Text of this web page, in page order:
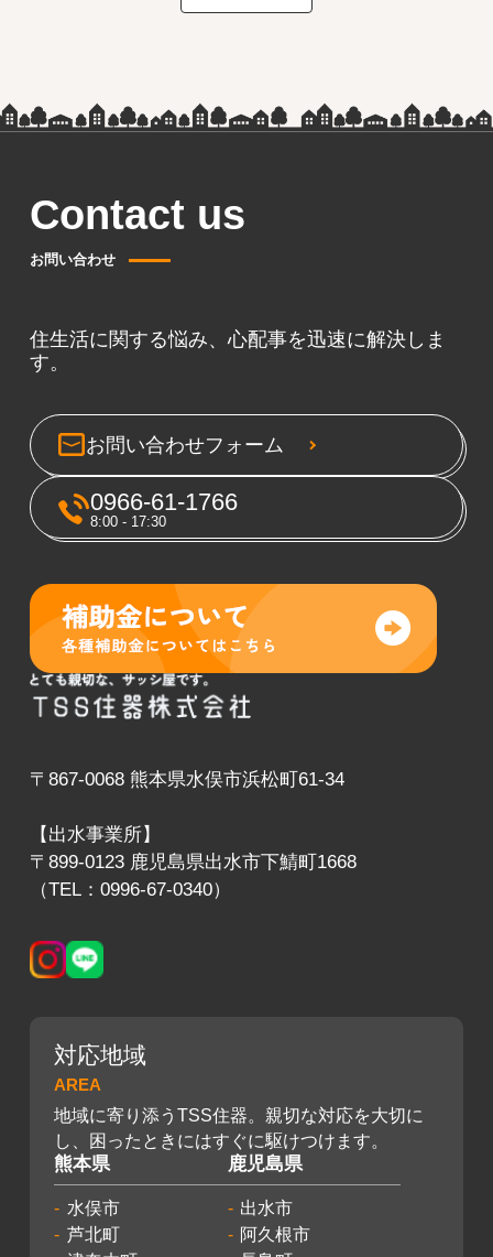
Contact us
お問い合わせ
住生活に関する悩み、心配事を迅速に解決しま
す。
お問い合わせフォーム
0966-61-1766
8:00 - 17:30
〒867-0068 熊本県水俣市浜松町61-34
【出水事業所】
〒899-0123 鹿児島県出水市下鯖町1668
（TEL：0996-67-0340）
対応地域
AREA
地域に寄り添うTSS住器。親切な対応を大切に
し、困ったときにはすぐに駆けつけます。
熊本県
水俣市
芦北町
鹿児島県
出水市
阿久根市